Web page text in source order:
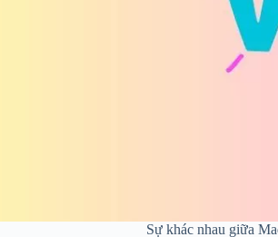
Sự khác nhau giữa